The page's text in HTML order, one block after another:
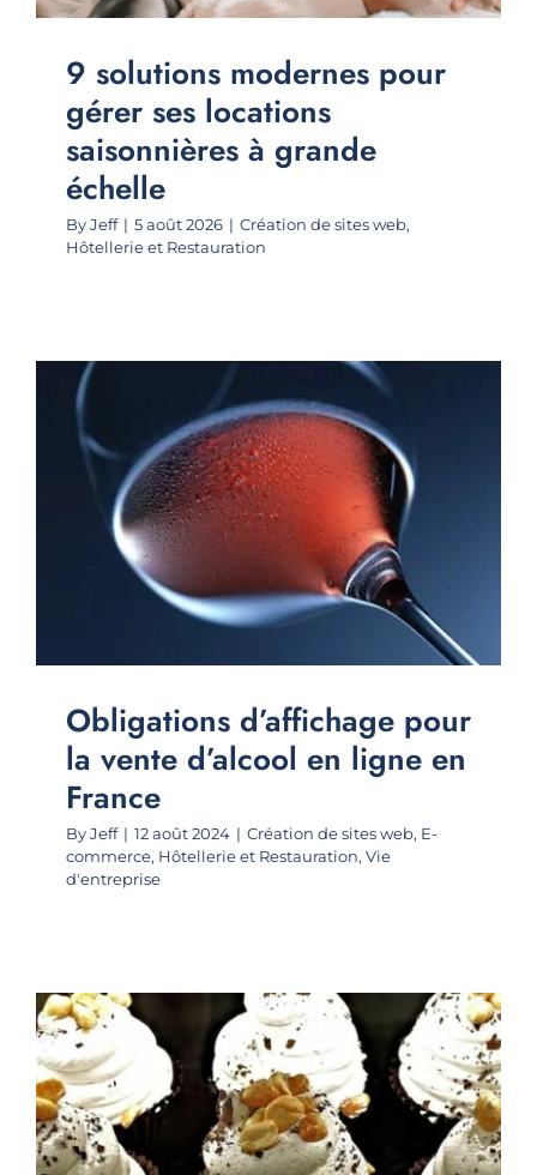
9 solutions modernes pour
gérer ses locations
saisonnières à grande
échelle
ByJeff | 5 août 2026 | Création de sites web,
Hôtellerie et Restauration
Obligations d’affichage pour
la vente d’alcool en ligne en
France
ByJeff | 12 août 2024 | Création de sites web, E-
commerce, Hôtellerie et Restauration, Vie
d'entreprise